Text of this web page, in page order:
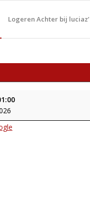
Logeren Achter bij luciaz’